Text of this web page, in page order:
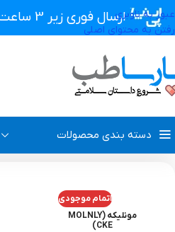
عبور به ناوبری
رفتن به محتوای اصلی
ارسال فوری زیر 3 ساعت (تهران)
دسته بندی محصولات
پروتز اکسترنال و سوتین پروتز
تجهیزات پزشکی پارساطب انواع
اتمام موجودی
مونلیکه (MOLNLY
CKE)